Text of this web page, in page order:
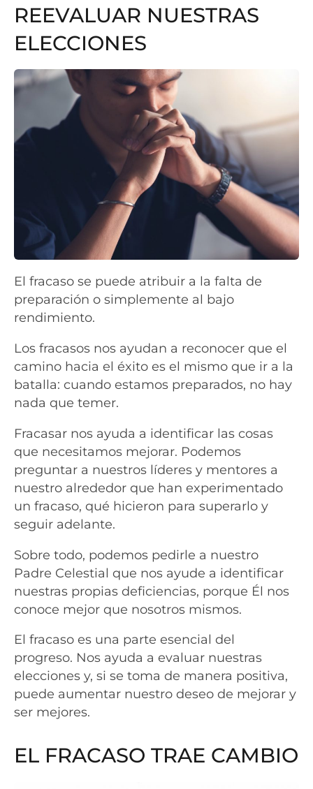
REEVALUAR NUESTRAS
ELECCIONES
El fracaso se puede atribuir a la falta de
preparación o simplemente al bajo
rendimiento.
Los fracasos nos ayudan a reconocer que el
camino hacia el éxito es el mismo que ir a la
batalla: cuando estamos preparados, no hay
nada que temer.
Fracasar nos ayuda a identificar las cosas
que necesitamos mejorar. Podemos
preguntar a nuestros líderes y mentores a
nuestro alrededor que han experimentado
un fracaso, qué hicieron para superarlo y
seguir adelante.
Sobre todo, podemos pedirle a nuestro
Padre Celestial que nos ayude a identificar
nuestras propias deficiencias, porque Él nos
conoce mejor que nosotros mismos.
El fracaso es una parte esencial del
progreso. Nos ayuda a evaluar nuestras
elecciones y, si se toma de manera positiva,
puede aumentar nuestro deseo de mejorar y
ser mejores.
EL FRACASO TRAE CAMBIO